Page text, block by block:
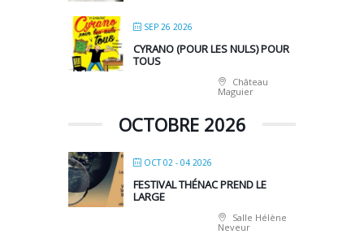
SEP 26 2026
CYRANO (POUR LES NULS) POUR
TOUS
Château
Maguier
OCTOBRE 2026
OCT 02 - 04 2026
FESTIVAL THÉNAC PREND LE
LARGE
Salle Hélène
Neveur